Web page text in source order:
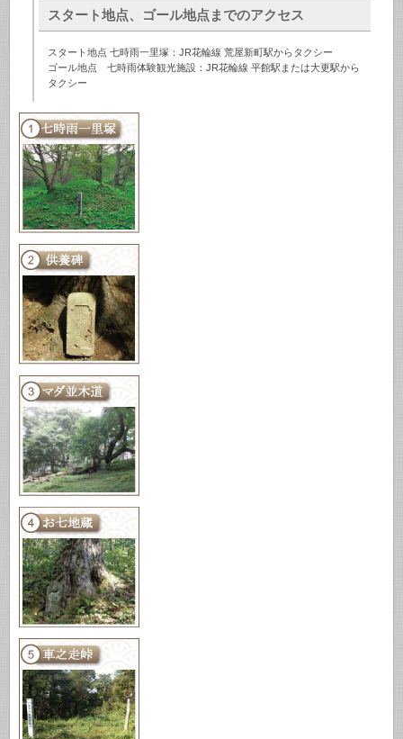
スタート地点、ゴール地点までのアクセス
スタート地点 七時雨一里塚：JR花輪線 荒屋新町駅からタクシー
ゴール地点 七時雨体験観光施設：JR花輪線 平館駅または大更駅から
タクシー